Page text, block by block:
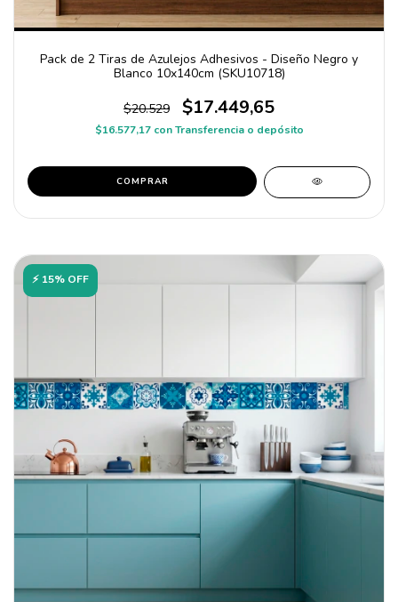
Pack de 2 Tiras de Azulejos Adhesivos - Diseño Negro y
Blanco 10x140cm (SKU10718)
$20.529 $17.449,65
$16.577,17 con Transferencia o depósito
COMPRAR
⚡ 15% OFF